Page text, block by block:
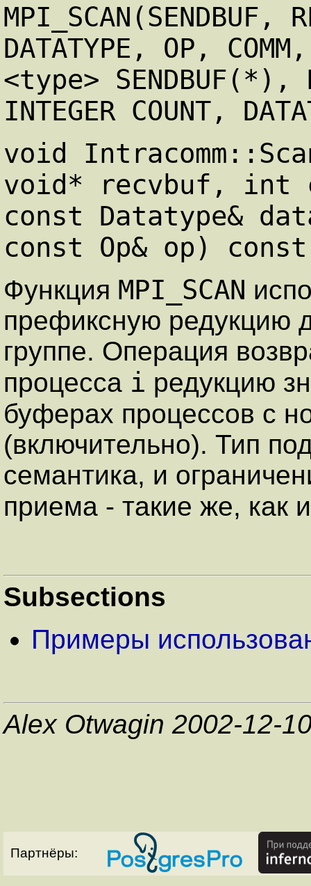
MPI_SCAN(SENDBUF,
DATATYPE, OP,
<type> SENDBUF(*),
INTEGER COUNT,
void
void* recvbuf, int
const Datatype&
const Op& op) const
Функция MPI_SCAN
префиксную редукцию
группе. Операция
процесса i редукцию
буферах процессов с
(включительно). Тип
семантика, и
приема - такие же, как
Subsections
Примеры
Alex Otwagin 2002-12-
Партнёры: